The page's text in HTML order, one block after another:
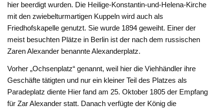
hier beerdigt wurden. Die Heilige-Konstantin-und-Helena-Kirche
mit den zwiebelturmartigen Kuppeln wird auch als
Friedhofskapelle genutzt. Sie wurde 1894 geweiht. Einer der
meist besuchten Plätze in Berlin ist der nach dem russischen
Zaren Alexander benannte Alexanderplatz.
Vorher „Ochsenplatz“ genannt, weil hier die Viehhändler ihre
Geschäfte tätigten und nur ein kleiner Teil des Platzes als
Paradeplatz diente Hier fand am 25. Oktober 1805 der Empfang
für Zar Alexander statt. Danach verfügte der König die